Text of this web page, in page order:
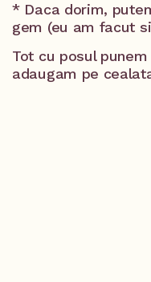
* Daca dorim,
gem (eu am facut
Tot cu posul
adaugam pe